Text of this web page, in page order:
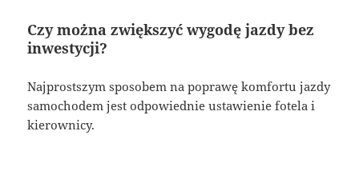
Czy można zwiększyć wygodę jazdy bez
inwestycji?
Najprostszym sposobem na poprawę komfortu jazdy
samochodem jest odpowiednie ustawienie fotela i
kierownicy.